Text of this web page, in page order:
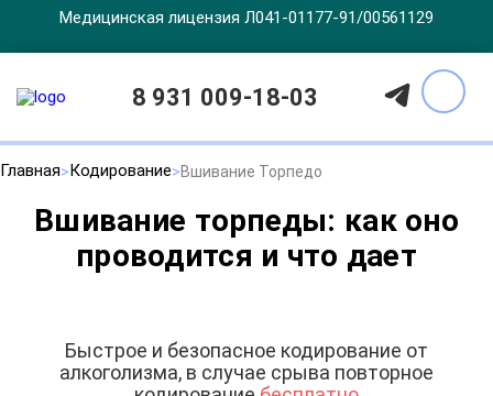
Медицинская лицензия Л041-01177-91/00561129
8 931 009-18-03
Главная Кодирование Вшивание Торпедо
Вшивание торпеды: как оно
проводится и что дает
Быстрое и безопасное кодирование от
алкоголизма, в случае срыва повторное